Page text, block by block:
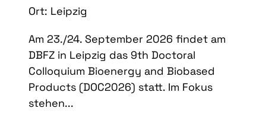
Ort: Leipzig
Am 23./24. September 2026 findet am
DBFZ in Leipzig das 9th Doctoral
Colloquium Bioenergy and Biobased
Products (DOC2026) statt. Im Fokus
stehen...